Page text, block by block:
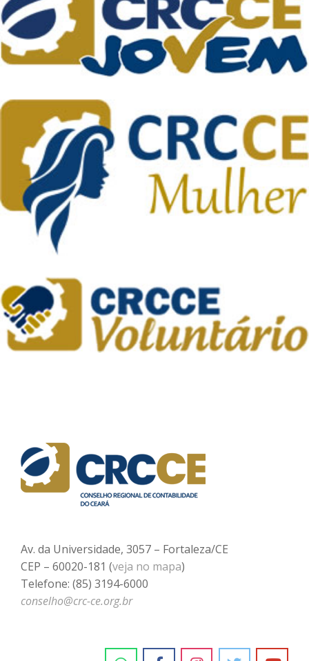
Av. da Universidade, 3057 – Fortaleza/CE
CEP – 60020-181 (veja no mapa)
Telefone: (85) 3194-6000
conselho@crc-ce.org.br